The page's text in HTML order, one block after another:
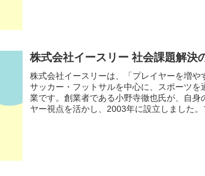
株式会社イースリー 社会課題解決
株式会社イースリーは、「プレイヤーを増や
サッカー・フットサルを中心に、スポーツを
業です。創業者である小野寺徹也氏が、自身
ヤー視点を活かし、2003年に設立しました。